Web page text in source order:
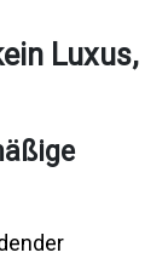
Luxus,